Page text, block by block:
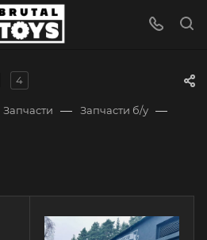
4
Запчасти — Запчасти б/у —